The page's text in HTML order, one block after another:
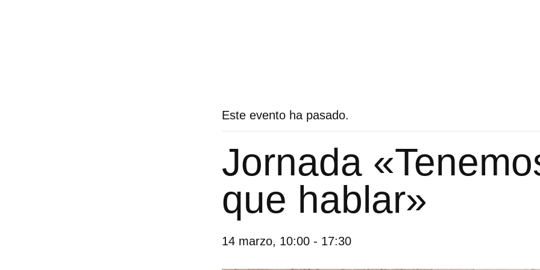
Este evento ha pasado.
Jornada
que hablar»
14 marzo, 10:00 - 17:30